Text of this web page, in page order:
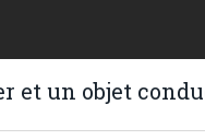
et un objet